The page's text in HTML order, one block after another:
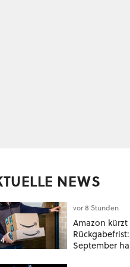
NEWS
vor 8 Stunden
Amazon
September